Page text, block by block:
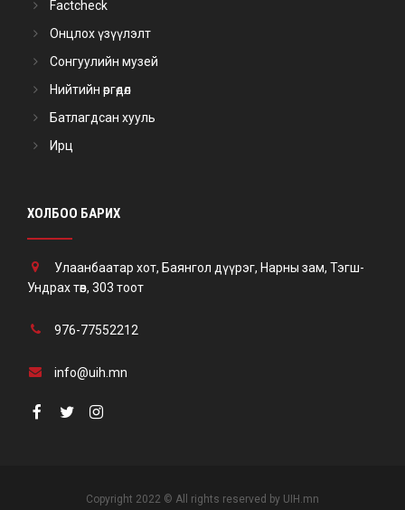
Factcheck
Онцлох үзүүлэлт
Сонгуулийн музей
Нийтийн өргөдөл
Батлагдсан хууль
Ирц
ХОЛБОО БАРИХ
Улаанбаатар хот, Баянгол дүүрэг, Нарны зам, Тэгш-
Ундрах төв, 303 тоот
976-77552212
info@uih.mn
Copyright 2022 © All rights reserved by UIH.mn